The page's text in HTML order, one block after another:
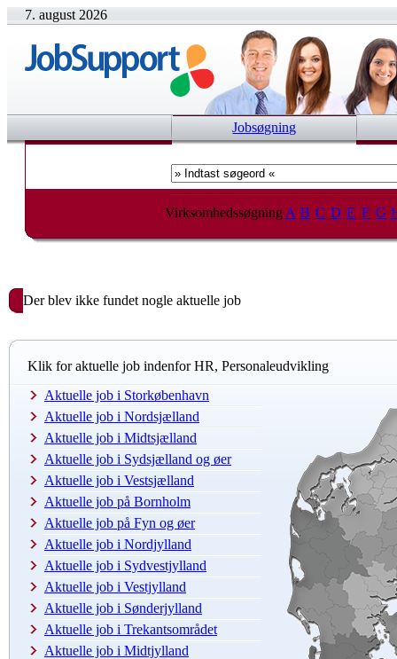
7. august 2026
Jobsøgning
Virksomhedssøgning A B C D E F G
Der blev ikke fundet nogle aktuelle job
Klik for aktuelle job indenfor HR, Personaleudvikling
Aktuelle job i Storkøbenhavn
Aktuelle job i Nordsjælland
Aktuelle job i Midtsjælland
Aktuelle job i Sydsjælland og øer
Aktuelle job i Vestsjælland
Aktuelle job på Bornholm
Aktuelle job på Fyn og øer
Aktuelle job i Nordjylland
Aktuelle job i Sydvestjylland
Aktuelle job i Vestjylland
Aktuelle job i Sønderjylland
Aktuelle job i Trekantsområdet
Aktuelle job i Midtjylland